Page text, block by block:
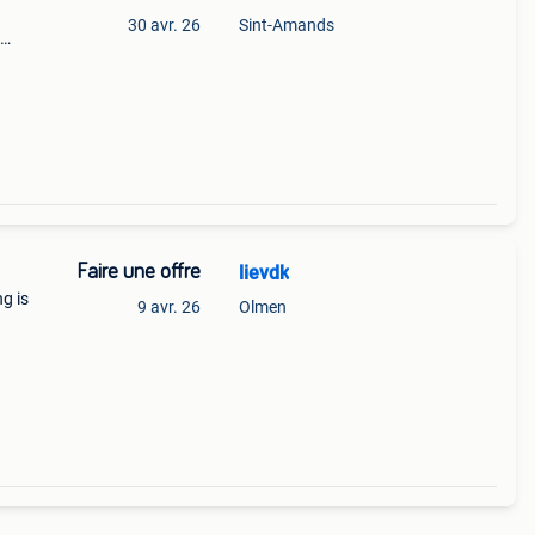
30 avr. 26 Sint-Amands
is
Faire une offre
9 avr. 26
lievdk
Olmen